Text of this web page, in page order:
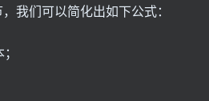
我们可以简化出如下公式：